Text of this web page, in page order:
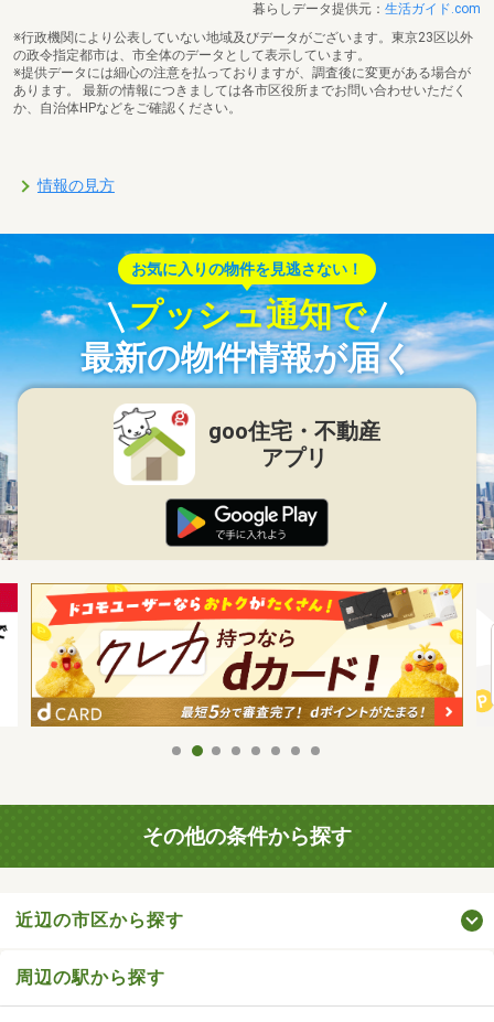
暮らしデータ提供元： 生活ガイド.com
※行政機関により公表していない地域及びデータがございます。東京23区以外
の政令指定都市は、市全体のデータとして表示しています。
※提供データには細心の注意を払っておりますが、調査後に変更がある場合が
あります。 最新の情報につきましては各市区役所までお問い合わせいただく
か、自治体HPなどをご確認ください。
情報の見方
お気に入りの物件を見逃さない！
プッシュ通知で
最新の物件情報が届く
goo住宅・不動産
アプリ
その他の条件から探す
近辺の市区から探す
周辺の駅から探す